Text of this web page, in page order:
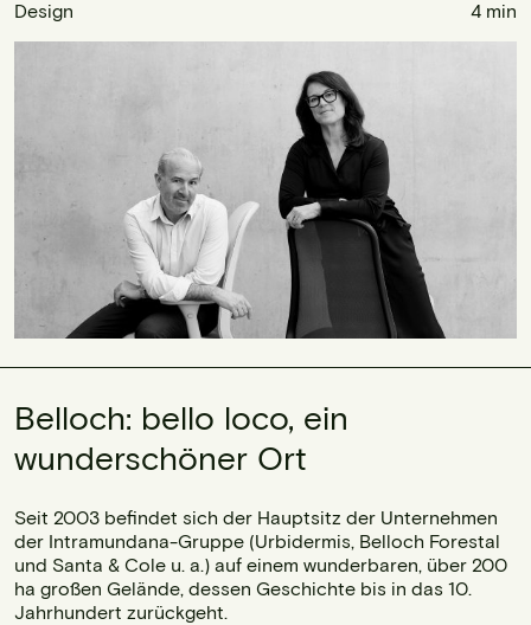
Design 4 min
Belloch: bello loco, ein
wunderschöner Ort
Seit 2003 befindet sich der Hauptsitz der Unternehmen
der Intramundana-Gruppe (Urbidermis, Belloch Forestal
und Santa & Cole u. a.) auf einem wunderbaren, über 200
ha großen Gelände, dessen Geschichte bis in das 10.
Jahrhundert zurückgeht.